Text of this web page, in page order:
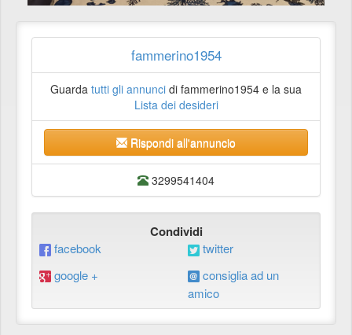
fammerino1954
Guarda tutti gli annunci di fammerino1954 e la sua
Lista dei desideri
Rispondi all'annuncio
3299541404
Condividi
facebook
twitter
google +
consiglia ad un
amico